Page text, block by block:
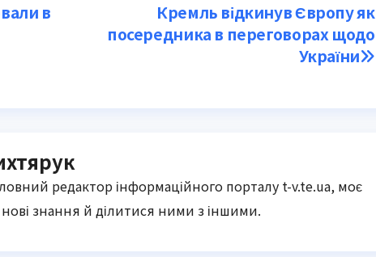
Кремль відкинув Європу як
посередника в переговорах щодо
України
в
редактор інформаційного порталу t-v.te.ua, моє
знання й ділитися ними з іншими.